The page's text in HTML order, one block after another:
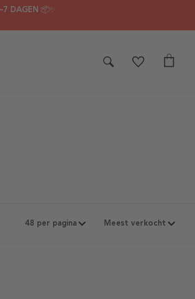
DAGEN 📦✨